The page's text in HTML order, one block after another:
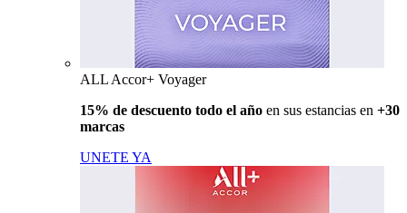
ALL Accor+ Voyager
15% de descuento todo el año en sus estancias en +30
marcas
UNETE YA